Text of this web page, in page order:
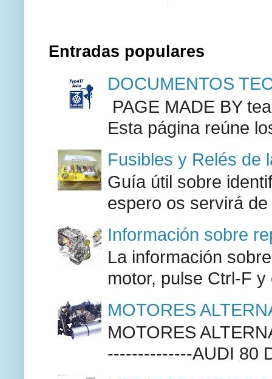
Entradas populares
DOCUMENTOS
PAGE MADE BY
Esta página reúne
Fusibles y Relés de
Guía útil sobre
espero os servirá
Información sobre
La información
motor, pulse Ctrl-F
MOTORES
MOTORES
--------------AUDI 80